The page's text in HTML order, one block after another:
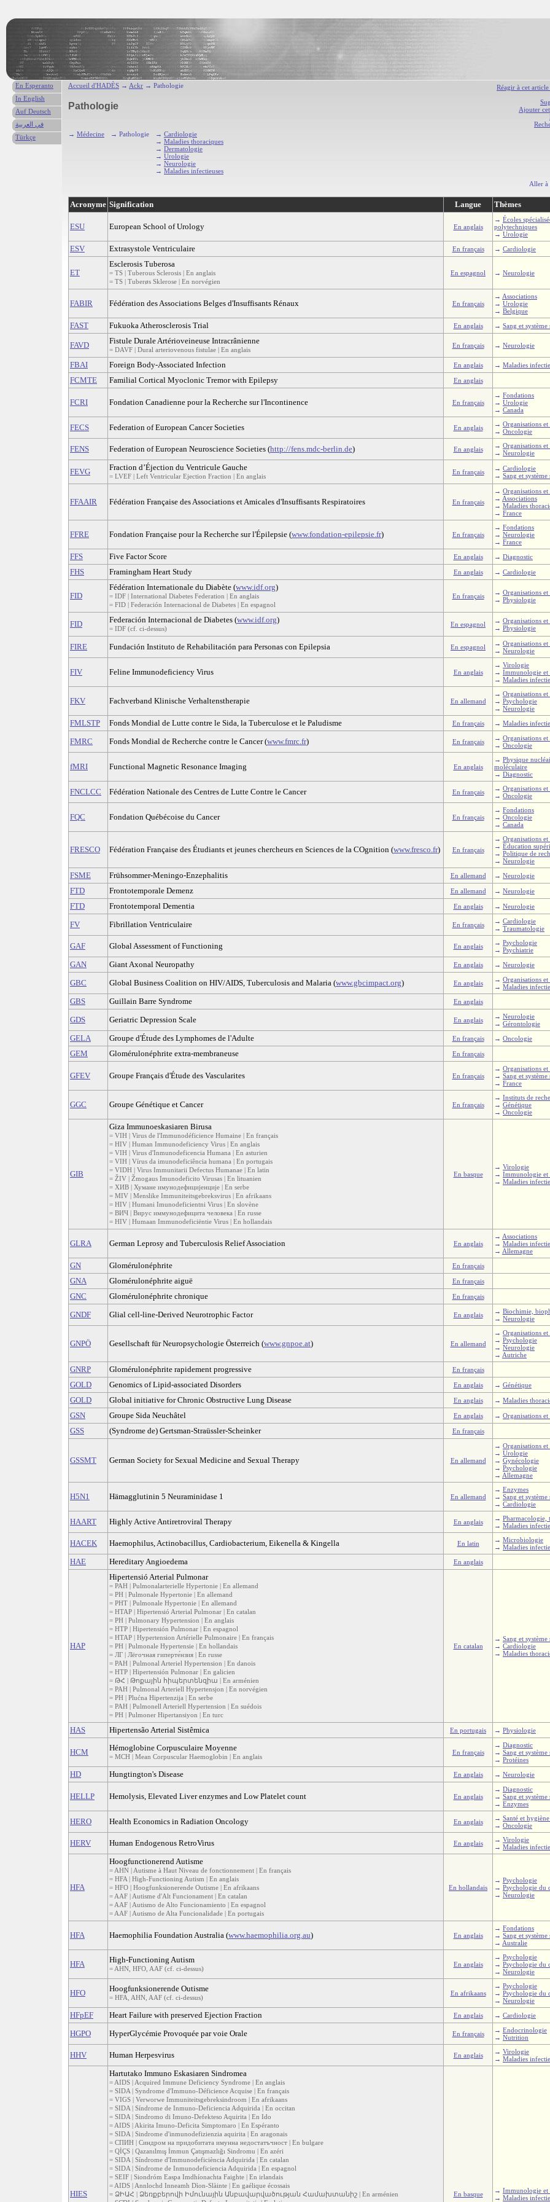
Réagir à cet
Ajouter
Accueil d'HADÈS → Ackr → Pathologie
Pathologie
→ Médecine → Pathologie → Cardiologie
→ Maladies thoraciques
→ Dermatologie
→ Urologie
→ Neurologie
→ Maladies infectieuses
Aller à
Acronyme Signification Langue Thèmes
ESU European School of Urology En anglais
→ Écoles
polytechniques
→ Urologie
ESV Extrasystole Ventriculaire En français → Cardiologie
ET
Esclerosis Tuberosa
= TS | Tuberous Sclerosis | En anglais
= TS | Tuberøs Sklerose | En norvégien
En espagnol → Neurologie
FABIR Fédération des Associations Belges d'Insuffisants Rénaux En français
→ Associations
→ Urologie
→ Belgique
FAST Fukuoka Atherosclerosis Trial En anglais → Sang et système
FAVD Fistule Durale Artérioveineuse Intracrânienne
= DAVF | Dural arteriovenous fistulae | En anglais
En français → Neurologie
FBAI Foreign Body-Associated Infection En anglais → Maladies
FCMTE Familial Cortical Myoclonic Tremor with Epilepsy En anglais
FCRI Fondation Canadienne pour la Recherche sur l'Incontinence En français
→ Fondations
→ Urologie
→ Canada
FECS Federation of European Cancer Societies En anglais → Organisations et
→ Oncologie
FENS Federation of European Neuroscience Societies (http://fens.mdc-berlin.de) En anglais → Organisations et
→ Neurologie
FEVG Fraction d’Éjection du Ventricule Gauche
= LVEF | Left Ventricular Ejection Fraction | En anglais
En français → Cardiologie
→ Sang et système
FFAAIR Fédération Française des Associations et Amicales d'Insuffisants Respiratoires En français
→ Organisations et
→ Associations
→ Maladies
→ France
FFRE Fondation Française pour la Recherche sur l'Épilepsie (www.fondation-epilepsie.fr) En français
→ Fondations
→ Neurologie
→ France
FFS Five Factor Score En anglais → Diagnostic
FHS Framingham Heart Study En anglais → Cardiologie
FID
Fédération Internationale du Diabète (www.idf.org)
= IDF | International Diabetes Federation | En anglais
= FID | Federación Internacional de Diabetes | En espagnol
En français → Organisations et
→ Physiologie
FID Federación Internacional de Diabetes (www.idf.org)
= IDF (cf. ci-dessus)
En espagnol → Organisations et
→ Physiologie
FIRE Fundación Instituto de Rehabilitación para Personas con Epilepsia En espagnol → Organisations et
→ Neurologie
FIV Feline Immunodeficiency Virus En anglais
→ Virologie
→ Immunologie et
→ Maladies
FKV Fachverband Klinische Verhaltenstherapie En allemand
→ Organisations et
→ Psychologie
→ Neurologie
FMLSTP Fonds Mondial de Lutte contre le Sida, la Tuberculose et le Paludisme En français → Maladies
FMRC Fonds Mondial de Recherche contre le Cancer (www.fmrc.fr) En français → Organisations et
→ Oncologie
fMRI Functional Magnetic Resonance Imaging En anglais
→ Physique
moléculaire
→ Diagnostic
FNCLCC Fédération Nationale des Centres de Lutte Contre le Cancer En français → Organisations et
→ Oncologie
FQC Fondation Québécoise du Cancer En français
→ Fondations
→ Oncologie
→ Canada
FRESCO Fédération Française des Étudiants et jeunes chercheurs en Sciences de la COgnition (www.fresco.fr) En français
→ Organisations et
→ Éducation
→ Politique de
→ Neurologie
FSME Frühsommer-Meningo-Enzephalitis En allemand → Neurologie
FTD Frontotemporale Demenz En allemand → Neurologie
FTD Frontotemporal Dementia En anglais → Neurologie
FV Fibrillation Ventriculaire En français → Cardiologie
→ Traumatologie
GAF Global Assessment of Functioning En anglais → Psychologie
→ Psychiatrie
GAN Giant Axonal Neuropathy En anglais → Neurologie
GBC Global Business Coalition on HIV/AIDS, Tuberculosis and Malaria (www.gbcimpact.org) En anglais → Organisations et
→ Maladies
GBS Guillain Barre Syndrome En anglais
GDS Geriatric Depression Scale En anglais → Neurologie
→ Gérontologie
GELA Groupe d'Étude des Lymphomes de l'Adulte En français → Oncologie
GEM Glomérulonéphrite extra-membraneuse En français
GFEV Groupe Français d'Étude des Vascularites En français
→ Organisations et
→ Sang et système
→ France
GGC Groupe Génétique et Cancer En français
→ Instituts de
→ Génétique
→ Oncologie
GIB
Giza Immunoeskasiaren Birusa
= VIH | Virus de l'Immunodéficience Humaine | En français
= HIV | Human Immunodeficiency Virus | En anglais
= VIH | Virus d'Inmunodeficencia Humana | En asturien
= VIH | Vírus da imunodeficiência humana | En portugais
= VIDH | Virus Immunitarii Defectus Humanae | En latin
= ŽIV | Žmogaus Imunodeficito Virusas | En lituanien
= ХИВ | Хумане имунодефицијенције | En serbe
= MIV | Menslike Immuniteitsgebreksvirus | En afrikaans
= HIV | Humani Imunodeficientni Virus | En slovène
= ВИЧ | Вирус иммунодефицита человека | En russe
= HIV | Humaan Immunodeficiëntie Virus | En hollandais
En basque
→ Virologie
→ Immunologie et
→ Maladies
GLRA German Leprosy and Tuberculosis Relief Association En anglais
→ Associations
→ Maladies
→ Allemagne
GN Glomérulonéphrite En français
GNA Glomérulonéphrite aiguë En français
GNC Glomérulonéphrite chronique En français
GNDF Glial cell-line-Derived Neurotrophic Factor En anglais → Biochimie,
→ Neurologie
GNPÖ Gesellschaft für Neuropsychologie Österreich (www.gnpoe.at) En allemand
→ Organisations et
→ Psychologie
→ Neurologie
→ Autriche
GNRP Glomérulonéphrite rapidement progressive En français
GOLD Genomics of Lipid-associated Disorders En anglais → Génétique
GOLD Global initiative for Chronic Obstructive Lung Disease En anglais → Maladies
GSN Groupe Sida Neuchâtel En anglais → Organisations et
GSS (Syndrome de) Gertsman-Straüssler-Scheinker En français
GSSMT German Society for Sexual Medicine and Sexual Therapy En allemand
→ Organisations et
→ Urologie
→ Gynécologie
→ Psychologie
→ Allemagne
H5N1 Hämagglutinin 5 Neuraminidase 1 En allemand
→ Enzymes
→ Sang et système
→ Cardiologie
HAART Highly Active Antiretroviral Therapy En anglais → Pharmacologie,
→ Maladies
HACEK Haemophilus, Actinobacillus, Cardiobacterium, Eikenella & Kingella En latin → Microbiologie
→ Maladies
HAE Hereditary Angioedema En anglais
HAP
Hipertensió Arterial Pulmonar
= PAH | Pulmonalarterielle Hypertonie | En allemand
= PH | Pulmonale Hypertonie | En allemand
= PHT | Pulmonale Hypertonie | En allemand
= HTAP | Hipertensió Arterial Pulmonar | En catalan
= PH | Pulmonary Hypertension | En anglais
= HTP | Hipertensión Pulmonar | En espagnol
= HTAP | Hypertension Artérielle Pulmonaire | En français
= PH | Pulmonale Hypertensie | En hollandais
= ЛГ | Лёгочная гиперте́нзия | En russe
= PAH | Pulmonal Arteriel Hypertension | En danois
= HTP | Hipertensión Pulmonar | En galicien
= ԹՀ | Թոքային հիպերտենզիա | En arménien
= PAH | Pulmonal Arteriell Hypertensjon | En norvégien
= PH | Plućna Hipertenzija | En serbe
= PAH | Pulmonell Arteriell Hypertension | En suédois
= PH | Pulmoner Hipertansiyon | En turc
En catalan
→ Sang et système
→ Cardiologie
→ Maladies
HAS Hipertensão Arterial Sistêmica En portugais → Physiologie
HCM Hémoglobine Corpusculaire Moyenne
= MCH | Mean Corpuscular Haemoglobin | En anglais
En français
→ Diagnostic
→ Sang et système
→ Protéines
HD Hungtington's Disease En anglais → Neurologie
HELLP Hemolysis, Elevated Liver enzymes and Low Platelet count En anglais
→ Diagnostic
→ Sang et système
→ Enzymes
HERO Health Economics in Radiation Oncology En anglais → Santé et
→ Oncologie
HERV Human Endogenous RetroVirus En anglais → Virologie
→ Maladies
HFA
Hoogfunctionerend Autisme
= AHN | Autisme à Haut Niveau de fonctionnement | En français
= HFA | High-Functioning Autism | En anglais
= HFO | Hoogfunksionerende Outisme | En afrikaans
= AAF | Autisme d'Alt Funcionament | En catalan
= AAF | Autismo de Alto Funcionamiento | En espagnol
= AAF | Autismo de Alta Funcionalidade | En portugais
En hollandais
→ Psychologie
→ Psychologie du
→ Neurologie
HFA Haemophilia Foundation Australia (www.haemophilia.org.au) En anglais
→ Fondations
→ Sang et système
→ Australie
HFA High-Functioning Autism
= AHN, HFO, AAF (cf. ci-dessus)
En anglais
→ Psychologie
→ Psychologie du
→ Neurologie
HFO Hoogfunksionerende Outisme
= HFA, AHN, AAF (cf. ci-dessus)
En afrikaans
→ Psychologie
→ Psychologie du
→ Neurologie
HFpEF Heart Failure with preserved Ejection Fraction En anglais → Cardiologie
HGPO HyperGlycémie Provoquée par voie Orale En français → Endocrinologie
→ Nutrition
HHV Human Herpesvirus En anglais → Virologie
→ Maladies
HIES
Hartutako Immuno Eskasiaren Sindromea
= AIDS | Acquired Immune Deficiency Syndrome | En anglais
= SIDA | Syndrome d'Immuno-Déficience Acquise | En français
= VIGS | Verworwe Immuniteitsgebreksindroom | En afrikaans
= SIDA | Síndrome de Inmuno-Deficiencia Adquirida | En occitan
= SIDA | Sindromo di Imuno-Defekteso Aquirita | En Ido
= AIDS | Akirita Imuno-Deficita Simptomaro | En Espéranto
= SIDA | Sindrome d'inmunodefizienzia aquirita | En aragonais
= СПИН | Синдром на придобитата имунна недостатъчност | En bulgare
= QİÇS | Qazanılmış İmmun Çatışmazlığı Sindromu | En azéri
= SIDA | Síndrome d'Immunodeficiència Adquirida | En catalan
= SIDA | Síndrome de Inmunodeficiencia Adquirida | En espagnol
= SEIF | Siondróm Easpa Imdhíonachta Faighte | En irlandais
= AIDS | Annlochd Inneamh Dìon-Slàinte | En gaélique écossais
= ՁԻԱՀ | Ձեռքբերովի Իմունային Անբավարվածության Համախտանիշ | En arménien
En basque → Immunologie et
→ Maladies
En Esperanto
In English
Auf Deutsch
في العربية
Türkçe